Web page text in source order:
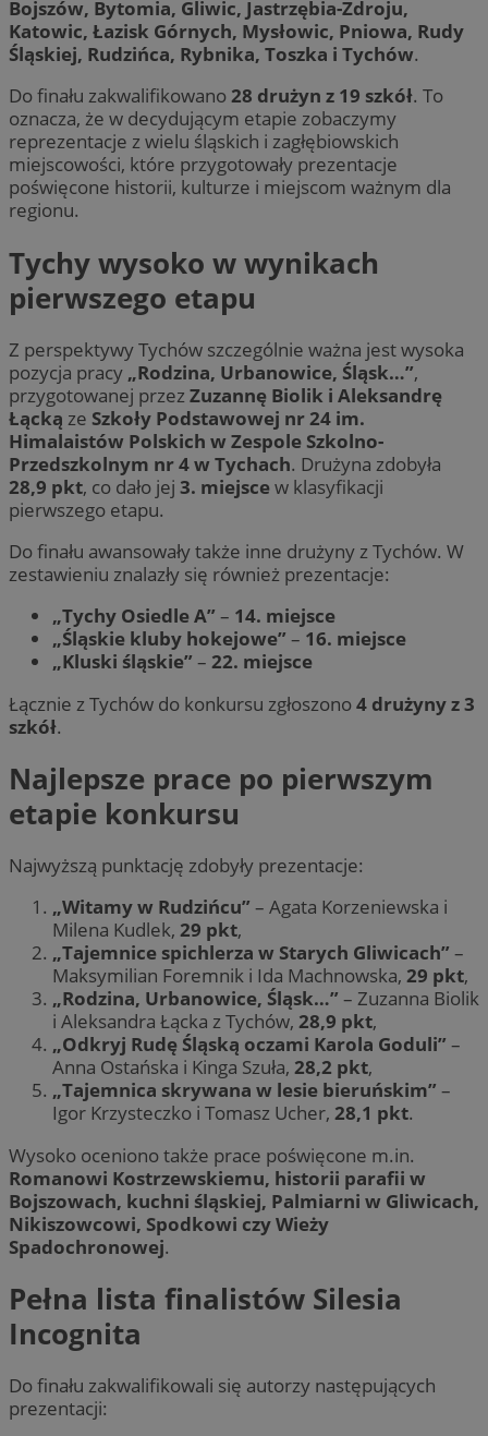
Bojszów, Bytomia, Gliwic, Jastrzębia-Zdroju,
Katowic, Łazisk Górnych, Mysłowic, Pniowa, Rudy
Śląskiej, Rudzińca, Rybnika, Toszka i Tychów.
Do finału zakwalifikowano28 drużyn z 19 szkół. To
oznacza, że w decydującym etapie zobaczymy
reprezentacje z wielu śląskich i zagłębiowskich
miejscowości, które przygotowały prezentacje
poświęcone historii, kulturze i miejscom ważnym dla
regionu.
Tychy wysoko w wynikach
pierwszego etapu
Z perspektywy Tychów szczególnie ważna jest wysoka
pozycja pracy „Rodzina, Urbanowice, Śląsk…”,
przygotowanej przezZuzannę Biolik i Aleksandrę
Łącką ze Szkoły Podstawowej nr 24 im.
Himalaistów Polskich w Zespole Szkolno-
Przedszkolnym nr 4 w Tychach. Drużyna zdobyła
28,9 pkt, co dało jej 3. miejscew klasyfikacji
pierwszego etapu.
Do finału awansowały także inne drużyny z Tychów. W
zestawieniu znalazły się również prezentacje:
„Tychy Osiedle A” – 14. miejsce
„Śląskie kluby hokejowe” – 16. miejsce
„Kluski śląskie” – 22. miejsce
Łącznie z Tychów do konkursu zgłoszono4 drużyny z 3
szkół.
Najlepsze prace po pierwszym
etapie konkursu
Najwyższą punktację zdobyły prezentacje:
„Witamy w Rudzińcu” – Agata Korzeniewska i
Milena Kudlek, 29 pkt,
„Tajemnice spichlerza w Starych Gliwicach” –
Maksymilian Foremnik i Ida Machnowska, 29 pkt,
„Rodzina, Urbanowice, Śląsk…” – Zuzanna Biolik
i Aleksandra Łącka z Tychów, 28,9 pkt,
„Odkryj Rudę Śląską oczami Karola Goduli” –
Anna Ostańska i Kinga Szuła, 28,2 pkt,
„Tajemnica skrywana w lesie bieruńskim” –
Igor Krzysteczko i Tomasz Ucher, 28,1 pkt.
Wysoko oceniono także prace poświęcone m.in.
Romanowi Kostrzewskiemu, historii parafii w
Bojszowach, kuchni śląskiej, Palmiarni w Gliwicach,
Nikiszowcowi, Spodkowi czy Wieży
Spadochronowej.
Pełna lista finalistów Silesia
Incognita
Do finału zakwalifikowali się autorzy następujących
prezentacji: